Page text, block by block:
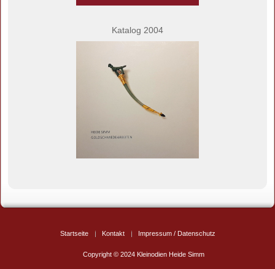
Katalog 2004
Startseite Kontakt Impressum / Datenschutz
Copyright © 2024 Kleinodien Heide Simm